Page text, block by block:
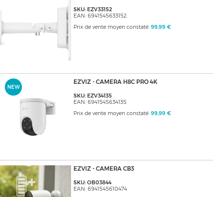
SKU: EZV33152
EAN: 6941545633152
Prix de vente moyen constaté: 99,99 €
NEW
EZVIZ - CAMERA H8C PRO 4K
SKU: EZV34135
EAN: 6941545634135
Prix de vente moyen constaté: 99,99 €
EZVIZ - CAMERA CB3
SKU: OB03844
EAN: 6941545610474